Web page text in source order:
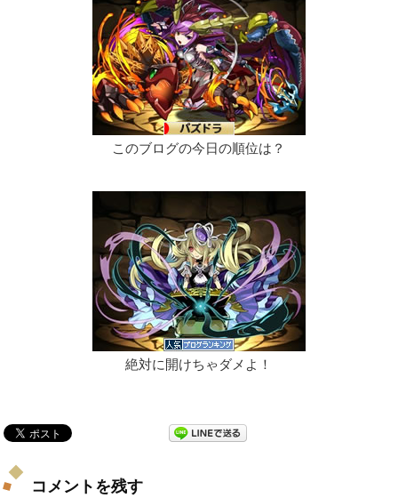
このブログの今日の順位は？
絶対に開けちゃダメよ！
コメントを残す